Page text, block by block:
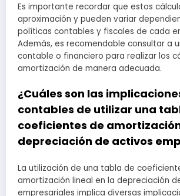
Es importante recordar que estos
aproximación y pueden variar
políticas contables y fiscales de cada
Además, es recomendable consultar a
contable o financiero para realizar los
amortización de manera adecuada.
¿Cuáles son las
contables de utilizar una
coeficientes de
depreciación de activos
La utilización de una tabla de
amortización lineal en la depreciación
empresariales implica diversas